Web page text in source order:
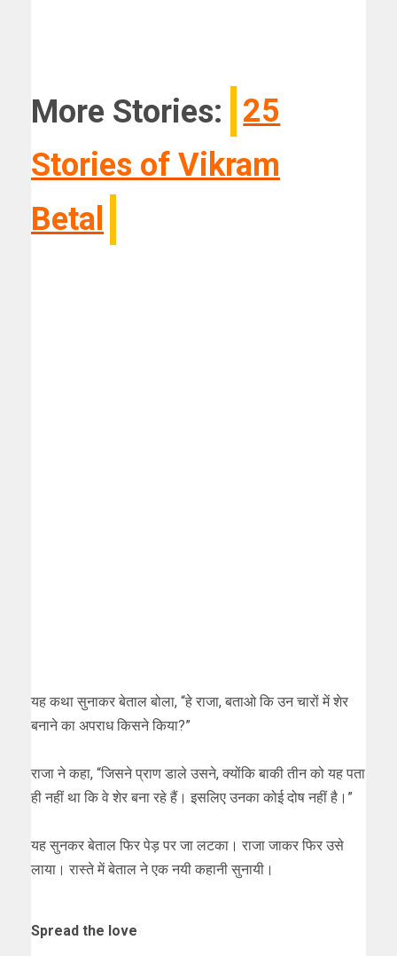
More Stories:
25
Stories of Vikram
Betal
यह कथा सुनाकर बेताल बोला, “हे राजा, बताओ कि उन चारों में शेर
बनाने का अपराध किसने किया?”
राजा ने कहा, “जिसने प्राण डाले उसने, क्योंकि बाकी तीन को यह पता
ही नहीं था कि वे शेर बना रहे हैं। इसलिए उनका कोई दोष नहीं है।”
यह सुनकर बेताल फिर पेड़ पर जा लटका। राजा जाकर फिर उसे
लाया। रास्ते में बेताल ने एक नयी कहानी सुनायी।
Spread the love